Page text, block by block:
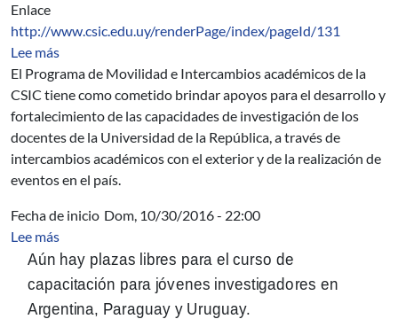
Enlace
http://www.csic.edu.uy/renderPage/index/pageId/131
Lee mássobre Primer llamado del Programa de Movilidad e
El Programa de Movilidad e Intercambios académicos de la
CSIC tiene como cometido brindar apoyos para el desarrollo y
fortalecimiento de las capacidades de investigación de los
docentes de la Universidad de la República, a través de
intercambios académicos con el exterior y de la realización de
eventos en el país.
Fecha de inicio Dom, 10/30/2016 - 22:00
Lee mássobre DAAD - Capacitación y Formación Práctica para
Aún hay plazas libres para el curso de
capacitación para jóvenes investigadores en
Argentina, Paraguay y Uruguay.